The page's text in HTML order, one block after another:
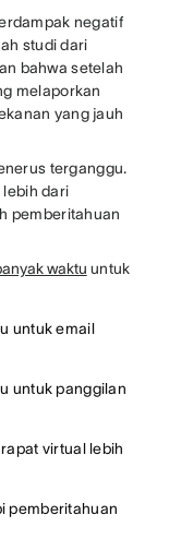
negatif
studi dari
bahwa setelah
melaporkan
yang jauh
terganggu.
lebih dari
pemberitahuan
waktu untuk
untuk email
untuk panggilan
virtual lebih
pemberitahuan